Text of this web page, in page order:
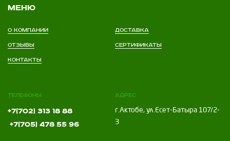
Меню
О компании Доставка
Отзывы Сертификаты
Контакты
Телефоны
+7(702) 313 18 88
+7(705) 478 55 96
Адрес
г.Актобе, ул.Есет-Батыра 107/2-
3